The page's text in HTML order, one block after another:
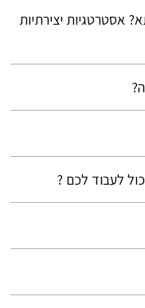
אסטרטגיות יצירתיות
לעבוד לכם ?